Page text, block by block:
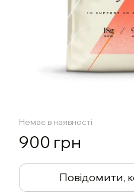
Немає в наявності
900 грн
Повідомити,